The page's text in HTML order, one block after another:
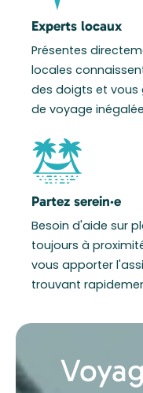
Experts locaux
Présentes
locales
des doigts et vous
de voyage
Partez serein·e
Besoin d'aide sur
toujours à
vous apporter
trouvant